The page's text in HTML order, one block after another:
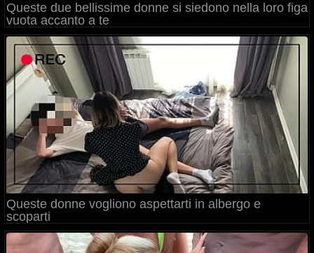
Queste due bellissime donne si siedono nella loro figa
vuota accanto a te
Queste donne vogliono aspettarti in albergo e
scoparti